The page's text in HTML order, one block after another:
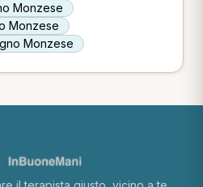
Monzese
Monzese
Monzese